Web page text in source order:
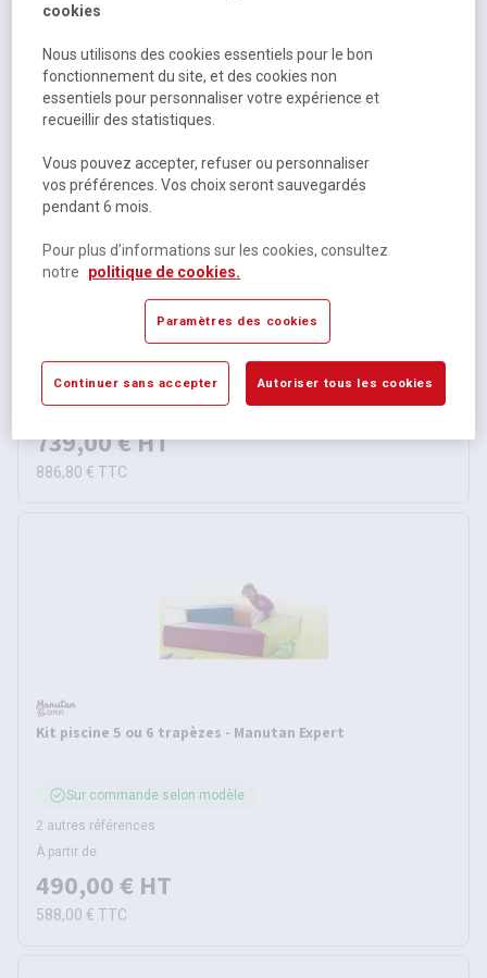
Épuisé
419,00 € HT
502,80 €TTC
Piscine à balles d'angle - Manutan Expert
Épuisé
739,00 €HT
886,80 € TTC
Kit piscine 5 ou 6 trapèzes - Manutan Expert
Sur commande selon modèle
2 autres références
À partir de
490,00 € HT
588,00 € TTC
cookies
Nous utilisons des cookies essentiels pour le bon
fonctionnement du site, et des cookies non
essentiels pour personnaliser votre expérience et
recueillir des statistiques.
Vous pouvez accepter, refuser ou personnaliser
vos préférences. Vos choix seront sauvegardés
pendant 6 mois.
Pour plus d’informations sur les cookies, consultez
notre
politique de cookies.
Paramètres des cookies
Continuer sans accepter Autoriser tous les cookies